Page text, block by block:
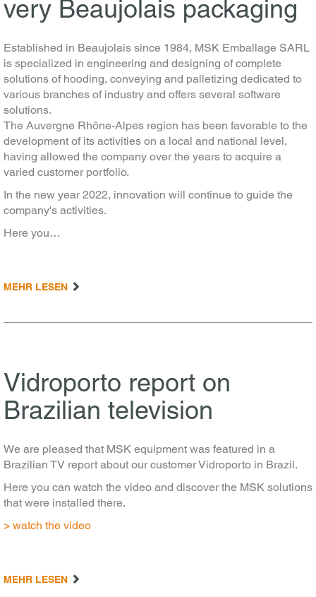
very Beaujolais packaging
Established in Beaujolais since 1984, MSK Emballage SARL
is specialized in engineering and designing of complete
solutions of hooding, conveying and palletizing dedicated to
various branches of industry and offers several software
solutions.
The Auvergne Rhône-Alpes region has been favorable to the
development of its activities on a local and national level,
having allowed the company over the years to acquire a
varied customer portfolio.
In the new year 2022, innovation will continue to guide the
company's activities.
Here you…
MEHR LESEN
Vidroporto report on
Brazilian television
We are pleased that MSK equipment was featured in a
Brazilian TV report about our customer Vidroporto in Brazil.
Here you can watch the video and discover the MSK solutions
that were installed there.
> watch the video
MEHR LESEN